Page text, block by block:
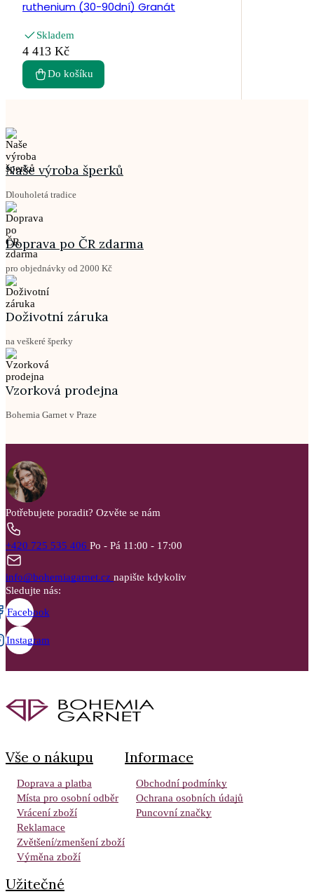
ruthenium (30-90dní) Granát
Skladem
4 413 Kč
Do košíku
Naše výroba šperků
Dlouholetá tradice
Doprava po ČR zdarma
pro objednávky od 2000 Kč
Doživotní záruka
na veškeré šperky
Vzorková prodejna
Bohemia Garnet v Praze
Potřebujete poradit? Ozvěte se nám
+420 725 535 406 Po - Pá 11:00 - 17:00
info@bohemiagarnet.cz napište kdykoliv
Sledujte nás:
Facebook
Instagram
Vše o nákupu
Doprava a platba
Místa pro osobní odběr
Vrácení zboží
Reklamace
Zvětšení/zmenšení zboží
Výměna zboží
Informace
Obchodní podmínky
Ochrana osobních údajů
Puncovní značky
Užitečné